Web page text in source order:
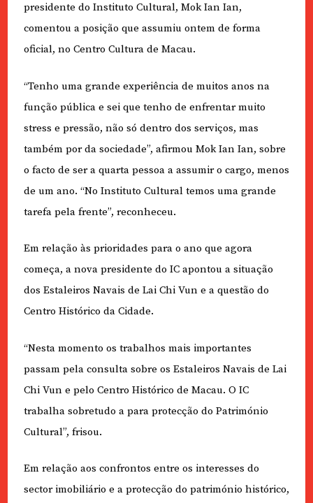
presidente do Instituto Cultural, Mok Ian Ian,
comentou a posição que assumiu ontem de forma
oficial, no Centro Cultura de Macau.
“Tenho uma grande experiência de muitos anos na
função pública e sei que tenho de enfrentar muito
stress e pressão, não só dentro dos serviços, mas
também por da sociedade”, afirmou Mok Ian Ian, sobre
o facto de ser a quarta pessoa a assumir o cargo, menos
de um ano. “No Instituto Cultural temos uma grande
tarefa pela frente”, reconheceu.
Em relação às prioridades para o ano que agora
começa, a nova presidente do IC apontou a situação
dos Estaleiros Navais de Lai Chi Vun e a questão do
Centro Histórico da Cidade.
“Nesta momento os trabalhos mais importantes
passam pela consulta sobre os Estaleiros Navais de Lai
Chi Vun e pelo Centro Histórico de Macau. O IC
trabalha sobretudo a para protecção do Património
Cultural”, frisou.
Em relação aos confrontos entre os interesses do
sector imobiliário e a protecção do património histórico,